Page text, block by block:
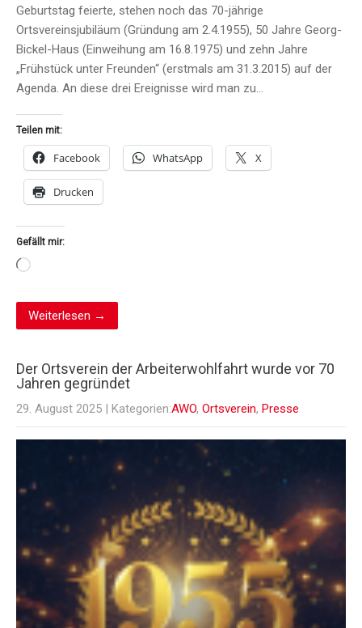
Geburtstag feierte, stehen noch das 70-jährige
Ortsvereinsjubiläum (Gründung am 2.4.1955), 50 Jahre Georg-
Bickel-Haus (Einweihung am 16.8.1975) und zehn Jahre
„Frühstück unter Freunden“ (erstmals am 31.3.2015) auf der
Agenda. An diese drei Ereignisse wird man zu…
Teilen mit:
Facebook WhatsApp X
Drucken
Gefällt mir:
Wird
Weiterlesen →
Der Ortsverein der Arbeiterwohlfahrt wurde vor 70
Jahren gegründet
29. August 2025 | Kategorien:AWO, Ortsverein, Presse